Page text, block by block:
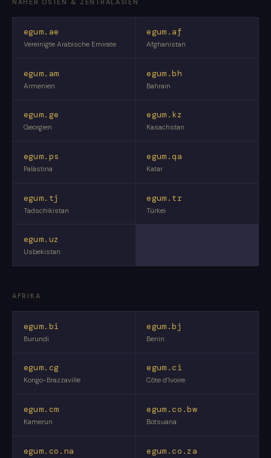
egum.ae
Vereinigte Arabische Emirate
egum.af
Afghanistan
egum.am
Armenien
egum.bh
Bahrain
egum.ge
Georgien
egum.kz
Kasachstan
egum.ps
Palästina
egum.qa
Katar
egum.tj
Tadschikistan
egum.tr
Türkei
egum.uz
Usbekistan
AFRIKA
egum.bi
Burundi
egum.bj
Benin
egum.cg
Kongo-Brazzaville
egum.ci
Côte d’Ivoire
egum.cm
Kamerun
egum.co.bw
Botsuana
egum.co.na egum.co.za